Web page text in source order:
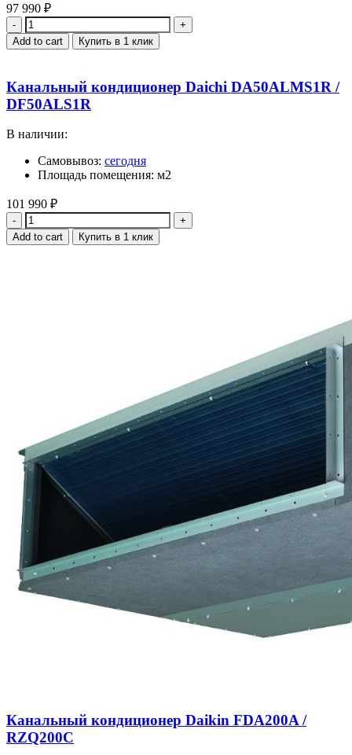
97 990 ₽
Quantity
Add to cart Купить в 1 клик
Канальный кондиционер Daichi DA50ALMS1R /
DF50ALS1R
В наличии:
Самовывоз: сегодня
Площадь помещения: м2
101 990 ₽
Quantity
Add to cart Купить в 1 клик
Канальный кондиционер Daikin FDA200A /
RZQ200C